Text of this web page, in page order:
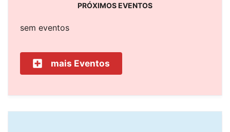
PRÓXIMOS EVENTOS
sem eventos
mais Eventos